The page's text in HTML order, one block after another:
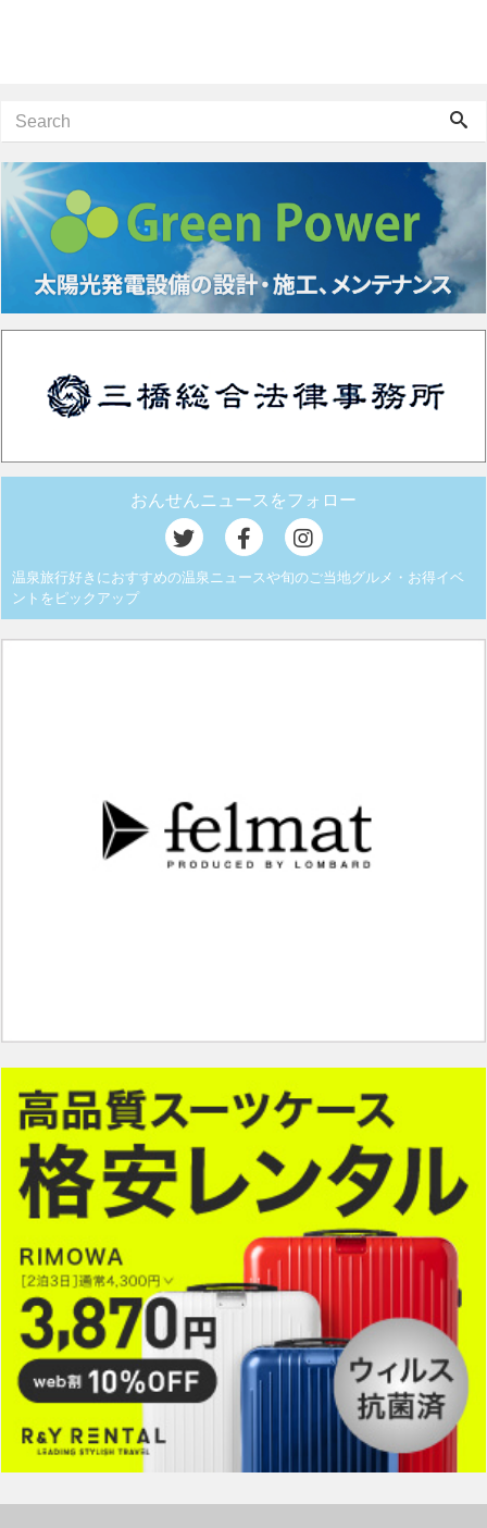
おんせんニュースをフォロー
温泉旅行好きにおすすめの温泉ニュースや旬のご当地グルメ・お得イベ
ントをピックアップ